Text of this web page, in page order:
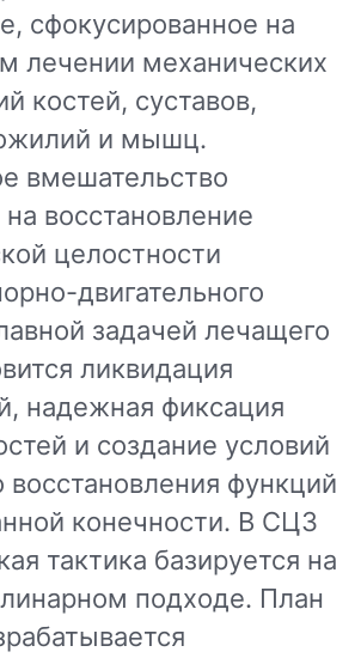
сфокусированное на
лечении механических
костей, суставов,
и мышц.
вмешательство
восстановление
целостности
двигательного
задачей лечащего
ликвидация
надежная фиксация
и создание условий
восстановления функций
конечности. В СЦЗ
тактика базируется на
подходе. План